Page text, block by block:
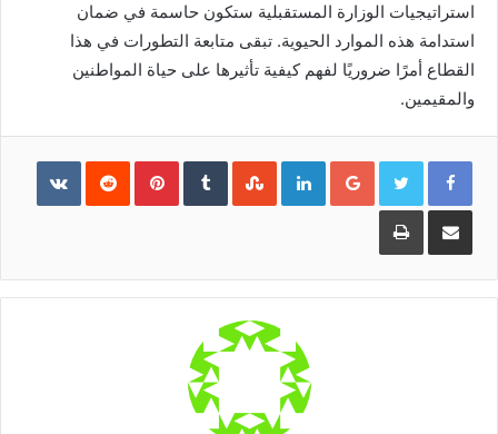
استراتيجيات الوزارة المستقبلية ستكون حاسمة في ضمان
استدامة هذه الموارد الحيوية. تبقى متابعة التطورات في هذا
القطاع أمرًا ضروريًا لفهم كيفية تأثيرها على حياة المواطنين
والمقيمين.
Google+
LinkedIn
Pinterest
مشاركة
البريد
طباعة